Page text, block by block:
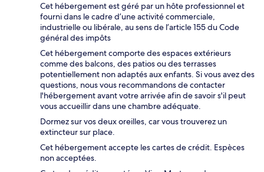
Cet hébergement est géré par un hôte professionnel et
fourni dans le cadre d’une activité commerciale,
industrielle ou libérale, au sens de l’article 155 du Code
général des impôts
Cet hébergement comporte des espaces extérieurs
comme des balcons, des patios ou des terrasses
potentiellement non adaptés aux enfants. Si vous avez des
questions, nous vous recommandons de contacter
l'hébergement avant votre arrivée afin de savoir s'il peut
vous accueillir dans une chambre adéquate.
Dormez sur vos deux oreilles, car vous trouverez un
extincteur sur place.
Cet hébergement accepte les cartes de crédit. Espèces
non acceptées.